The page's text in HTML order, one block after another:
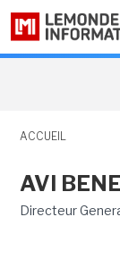
ACCUEIL
AVI
Directeur